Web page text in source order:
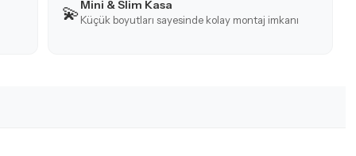
💫Mini & Slim Kasa
Küçük boyutları sayesinde kolay montaj imkanı